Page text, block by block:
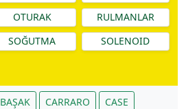
OTURAK
RULMANLAR
SOĞUTMA
SOLENOID
BAŞAK CARRARO
CASE